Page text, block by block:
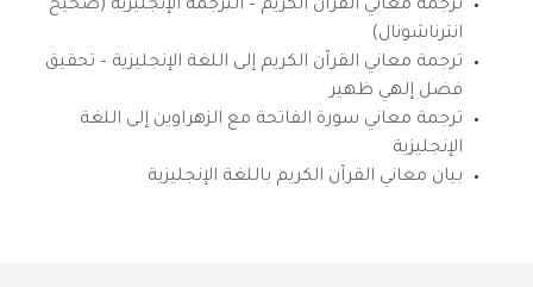
ترجمة معاني القرآن الكريم – الترجمة الإنجليزية (صحيح
انترناشونال)
ترجمة معاني القرآن الكريم إلى اللغة الإنجليزية – تحقيق
فضل إلهي ظهير
ترجمة معاني سورة الفاتحة مع الزهراوين إلى اللغة
الإنجليزية
بيان معاني القرآن الكريم باللغة الإنجليزية